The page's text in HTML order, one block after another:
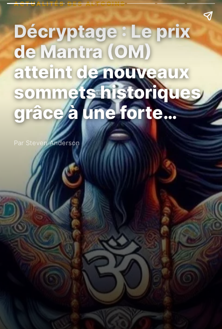
ACTUALITÉS DES ALTCOINS
Décryptage : Le prix
de Mantra (OM)
atteint de nouveaux
sommets historiques
grâce à une forte…
Par Steven Anderson